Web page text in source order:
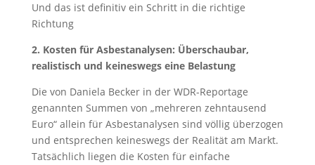
Und das ist definitiv ein Schritt in die richtige
Richtung
2. Kosten für Asbestanalysen: Überschaubar,
realistisch und keineswegs eine Belastung
Die von Daniela Becker in der WDR-Reportage
genannten Summen von „mehreren zehntausend
Euro“ allein für Asbestanalysen sind völlig überzogen
und entsprechen keineswegs der Realität am Markt.
Tatsächlich liegen die Kosten für einfache